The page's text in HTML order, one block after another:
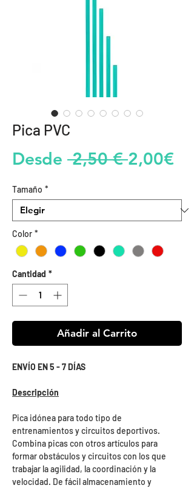
Pica PVC
Desde 2,50 € Precio
2,00€
Tamaño *
Color *
Cantidad *
Añadir al Carrito
ENVÍO EN 5 - 7 DÍAS
Descripción
Pica idónea para todo tipo de
entrenamientos y circuitos deportivos.
Combina picas con otros artículos para
formar obstáculos y circuitos con los que
trabajar la agilidad, la coordinación y la
velocidad. De fácil almacenamiento y